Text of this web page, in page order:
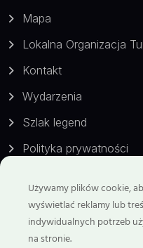
Mapa
Lokalna Organizacja
Kontakt
Wydarzenia
Szlak legend
Polityka prywatności
Kontakt
Telefon:
Używamy plików cookie,
wyświetlać reklamy lub
indywidualnych potrzeb
na stronie.